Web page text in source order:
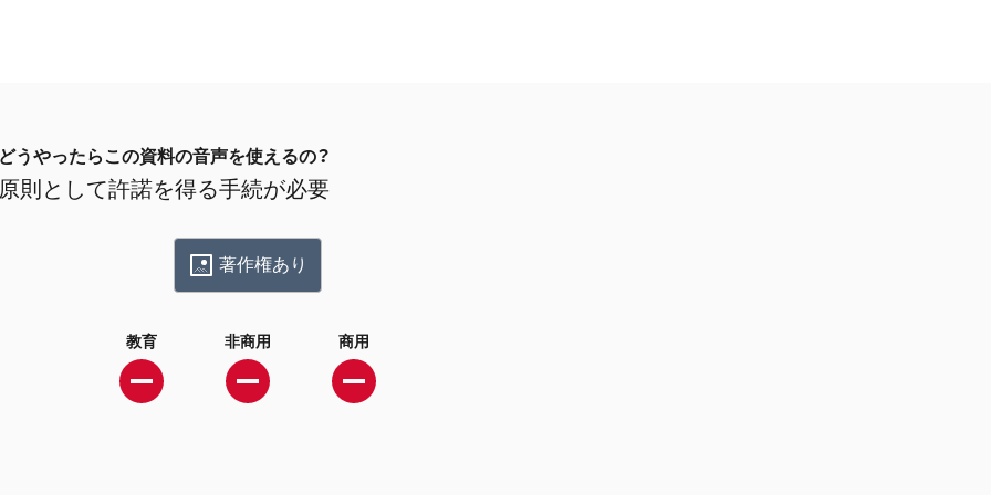
どうやったらこの資料の音声を使えるの？
原則として許諾を得る手続が必要
著作権あり
教育 非商用 商用